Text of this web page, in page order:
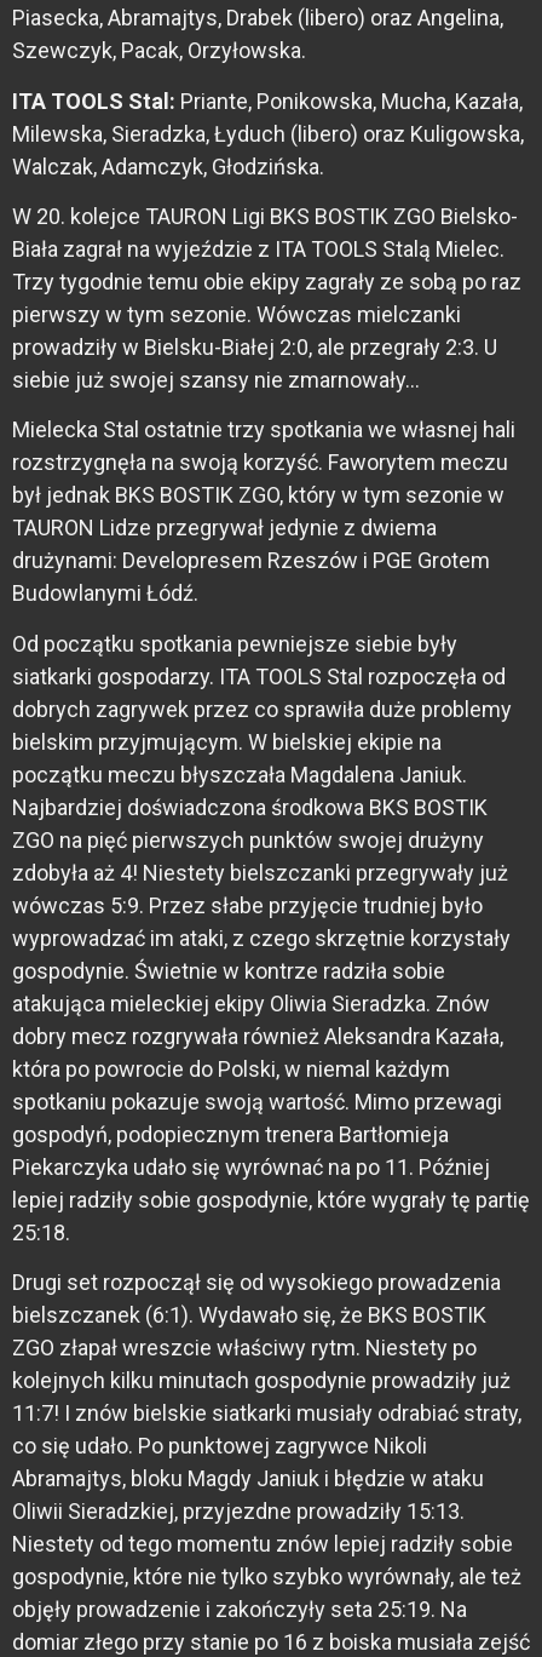
Piasecka, Abramajtys, Drabek (libero) oraz Angelina,
Szewczyk, Pacak, Orzyłowska.
ITA TOOLS Stal: Priante, Ponikowska, Mucha, Kazała,
Milewska, Sieradzka, Łyduch (libero) oraz Kuligowska,
Walczak, Adamczyk, Głodzińska.
W 20. kolejce TAURON Ligi BKS BOSTIK ZGO Bielsko-
Biała zagrał na wyjeździe z ITA TOOLS Stalą Mielec.
Trzy tygodnie temu obie ekipy zagrały ze sobą po raz
pierwszy w tym sezonie. Wówczas mielczanki
prowadziły w Bielsku-Białej 2:0, ale przegrały 2:3. U
siebie już swojej szansy nie zmarnowały…
Mielecka Stal ostatnie trzy spotkania we własnej hali
rozstrzygnęła na swoją korzyść. Faworytem meczu
był jednak BKS BOSTIK ZGO, który w tym sezonie w
TAURON Lidze przegrywał jedynie z dwiema
drużynami: Developresem Rzeszów i PGE Grotem
Budowlanymi Łódź.
Od początku spotkania pewniejsze siebie były
siatkarki gospodarzy. ITA TOOLS Stal rozpoczęła od
dobrych zagrywek przez co sprawiła duże problemy
bielskim przyjmującym. W bielskiej ekipie na
początku meczu błyszczała Magdalena Janiuk.
Najbardziej doświadczona środkowa BKS BOSTIK
ZGO na pięć pierwszych punktów swojej drużyny
zdobyła aż 4! Niestety bielszczanki przegrywały już
wówczas 5:9. Przez słabe przyjęcie trudniej było
wyprowadzać im ataki, z czego skrzętnie korzystały
gospodynie. Świetnie w kontrze radziła sobie
atakująca mieleckiej ekipy Oliwia Sieradzka. Znów
dobry mecz rozgrywała również Aleksandra Kazała,
która po powrocie do Polski, w niemal każdym
spotkaniu pokazuje swoją wartość. Mimo przewagi
gospodyń, podopiecznym trenera Bartłomieja
Piekarczyka udało się wyrównać na po 11. Później
lepiej radziły sobie gospodynie, które wygrały tę partię
25:18.
Drugi set rozpoczął się od wysokiego prowadzenia
bielszczanek (6:1). Wydawało się, że BKS BOSTIK
ZGO złapał wreszcie właściwy rytm. Niestety po
kolejnych kilku minutach gospodynie prowadziły już
11:7! I znów bielskie siatkarki musiały odrabiać straty,
co się udało. Po punktowej zagrywce Nikoli
Abramajtys, bloku Magdy Janiuk i błędzie w ataku
Oliwii Sieradzkiej, przyjezdne prowadziły 15:13.
Niestety od tego momentu znów lepiej radziły sobie
gospodynie, które nie tylko szybko wyrównały, ale też
objęły prowadzenie i zakończyły seta 25:19. Na
domiar złego przy stanie po 16 z boiska musiała zejść